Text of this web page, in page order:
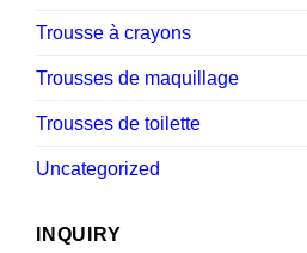
Trousse à crayons
Trousses de maquillage
Trousses de toilette
Uncategorized
INQUIRY